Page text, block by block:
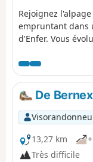
Rejoignez
empruntant dans
d'Enfer. Vous
toile de fond le
au pied du
chèvres broutent
la petite chapelle
De
13,27 km
Très difficile